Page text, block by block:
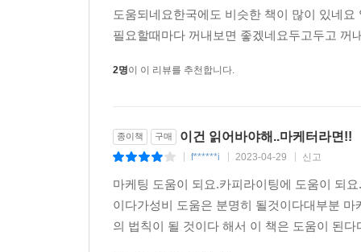
도움되네요한국에도 비슷한 책이 많이 있네
필요할때마다 꺼내보면 좋겠네요두고두고
2명이 이 리뷰를 추천합니다.
종이책 구매 이건 읽어바야해..마케터라면!!
f******i 2023-04-29 신고
마케팅 도움이 되요.카피라이팅에 도움이 되
이다가성비 도움은 분명히 될것이다대부분
의 법칙이 될 것이다 해서 이 책은 도움이 된